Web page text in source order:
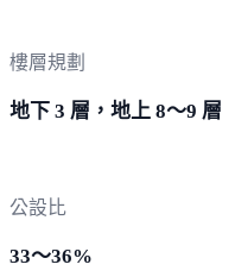
樓層規劃
地下 3 層，地上 8～9 層
公設比
33～36%